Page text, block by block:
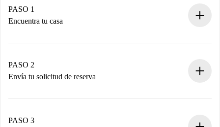
PASO 1
Encuentra tu casa
Tienes toda la información necesaria por adelantado.
PASO 2
Envía tu solicitud de reserva
propietario acepte.
PASO 3